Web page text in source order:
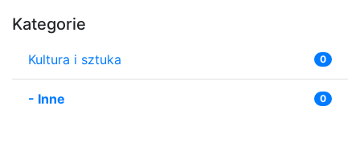
Kategorie
Kultura i sztuka 0
- Inne 0